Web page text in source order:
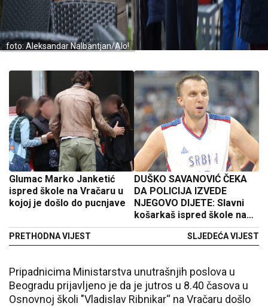
foto: Aleksandar Nalbantjan/Alo!
Glumac Marko Janketić
ispred škole na Vračaru u
kojoj je došlo do pucnjave
PRETHODNA VIJEST
DUŠKO SAVANOVIĆ ČEKA
DA POLICIJA IZVEDE
NJEGOVO DIJETE: Slavni
košarkaš ispred škole na
Vračaru u kojoj se dogodio
SLJEDEĆA VIJEST
Pripadnicima Ministarstva unutrašnjih poslova u
Beogradu prijavljeno je da je jutros u 8.40 časova u
Osnovnoj školi "Vladislav Ribnikar“ na Vračaru došlo